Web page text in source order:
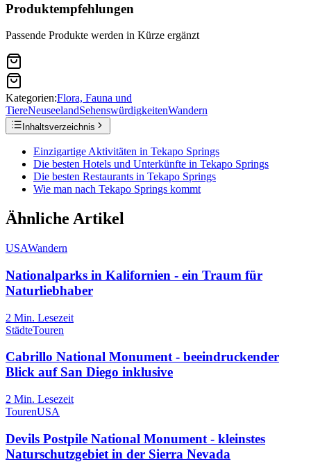
Produktempfehlungen
Passende Produkte werden in Kürze ergänzt
Kategorien:Flora, Fauna und
TiereNeuseelandSehenswürdigkeitenWandern
Inhaltsverzeichnis
Einzigartige Aktivitäten in Tekapo Springs
Die besten Hotels und Unterkünfte in Tekapo Springs
Die besten Restaurants in Tekapo Springs
Wie man nach Tekapo Springs kommt
Ähnliche Artikel
USAWandern
Nationalparks in Kalifornien - ein Traum für
Naturliebhaber
2 Min. Lesezeit
StädteTouren
Cabrillo National Monument - beeindruckender
Blick auf San Diego inklusive
2 Min. Lesezeit
TourenUSA
Devils Postpile National Monument - kleinstes
Naturschutzgebiet in der Sierra Nevada